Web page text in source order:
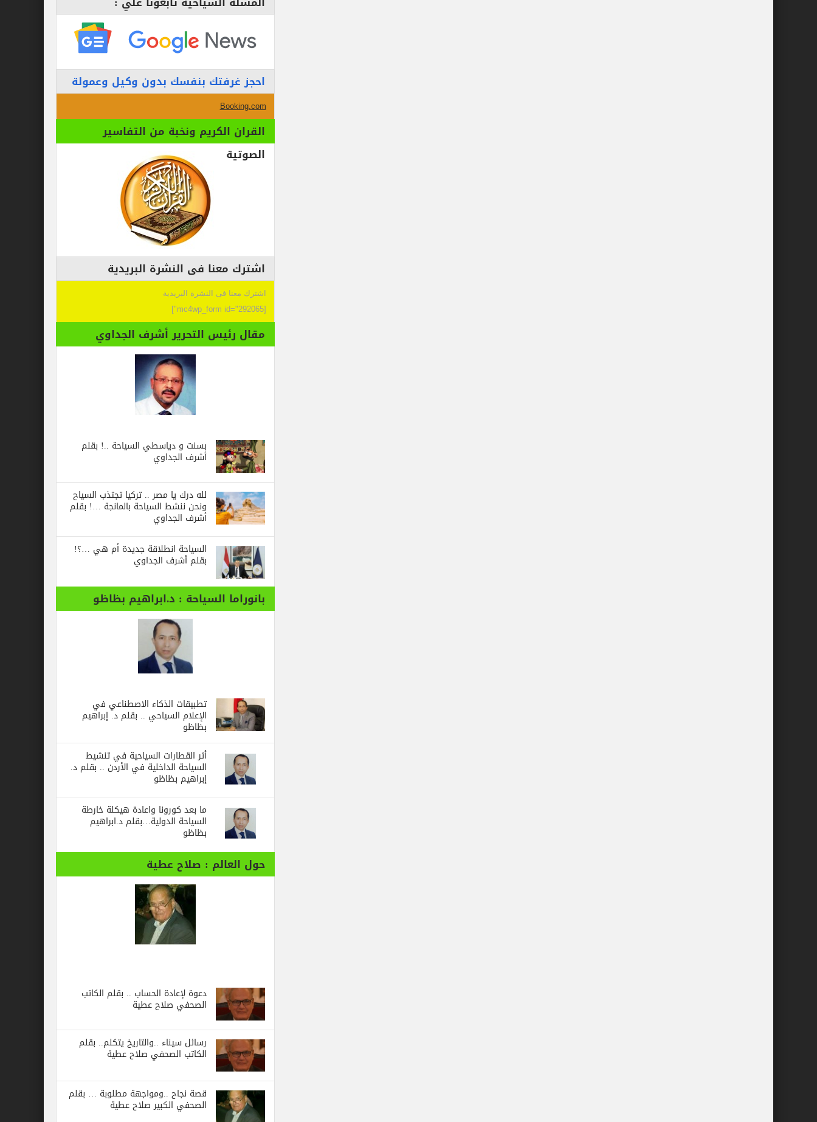
احجز غرفتك بنفسك بدون وكيل وعمولة
Booking.com
القران الكريم ونخبة من التفاسير
الصوتية
اشترك معنا فى النشرة البريدية
اشترك معنا فى النشرة البريدية
[mc4wp_form id="292065"]
مقال رئيس التحرير أشرف الجداوي
بسنت و دياسطي السياحة ..! بقلم
أشرف الجداوي
لله درك يا مصر .. تركيا تجتذب السياح
ونحن ننشط السياحة بالمانجة …! بقلم
أشرف الجداوي
السياحة انطلاقة جديدة أم هي …؟!
بقلم أشرف الجداوي
بانوراما السياحة : د.ابراهيم بظاظو
تطبيقات الذكاء الاصطناعي في
الإعلام السياحي .. بقلم د. إبراهيم
بظاظو
أثر القطارات السياحية في تنشيط
السياحة الداخلية في الأردن .. بقلم د.
إبراهيم بظاظو
ما بعد كورونا واعادة هيكلة خارطة
السياحة الدولية…بقلم د.ابراهيم
بظاظو
حول العالم : صلاح عطية
دعوة لإعادة الحساب .. بقلم الكاتب
الصحفي صلاح عطية
رسائل‭ ‬سيناء‭.. ‬والتاريخ‭ ‬يتكلم.. بقلم
الكاتب الصحفي صلاح عطية
قصة نجاح ..ومواجهة مطلوبة … بقلم
الصحفي الكبير صلاح عطية